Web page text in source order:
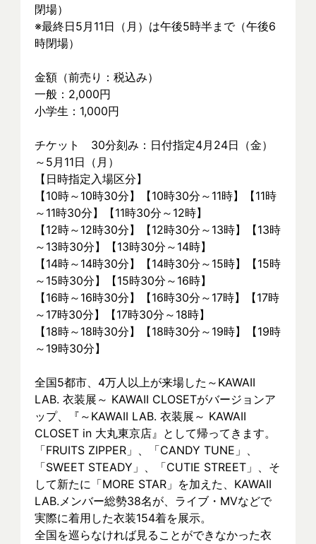
閉場）
※最終日5月11日（月）は午後5時半まで（午後6
時閉場）
金額（前売り：税込み）
一般：2,000円
小学生：1,000円
チケット　30分刻み：日付指定4月24日（金）
～5月11日（月）
【日時指定入場区分】
【10時～10時30分】【10時30分～11時】【11時
～11時30分】【11時30分～12時】
【12時～12時30分】【12時30分～13時】【13時
～13時30分】【13時30分～14時】
【14時～14時30分】【14時30分～15時】【15時
～15時30分】【15時30分～16時】
【16時～16時30分】【16時30分～17時】【17時
～17時30分】【17時30分～18時】
【18時～18時30分】【18時30分～19時】【19時
～19時30分】
全国5都市、4万⼈以上が来場した～KAWAII
LAB. 衣装展～ KAWAII CLOSETがバージョンア
ップ、『～KAWAII LAB. 衣装展～ KAWAII
CLOSET in 大丸東京店』として帰ってきます。
「FRUITS ZIPPER」、「CANDY TUNE」、
「SWEET STEADY」、「CUTIE STREET」、そ
して新たに「MORE STAR」を加えた、KAWAII
LAB.メンバー総勢38名が、ライブ・MVなどで
実際に着⽤した衣装154着を展示。
全国を巡らなければ見ることができなかった衣